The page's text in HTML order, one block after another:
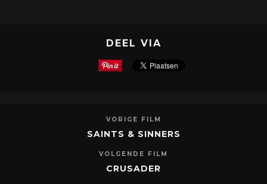
DEEL VIA
VORIGE FILM
SAINTS & SINNERS
VOLGENDE FILM
CRUSADER